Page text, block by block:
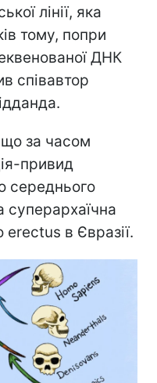
лінії, яка
тому, попри
ДНК
співавтор
за часом
привид
середнього
суперархаїчна
erectus в Євразії.